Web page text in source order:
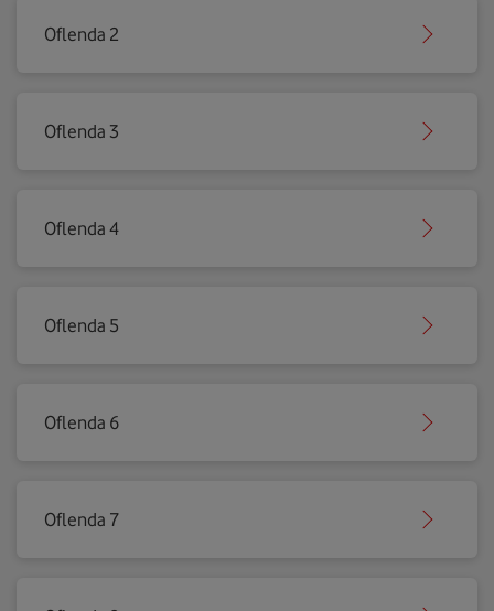
Oflenda 2
Oflenda 3
Oflenda 4
Oflenda 5
Oflenda 6
Oflenda 7